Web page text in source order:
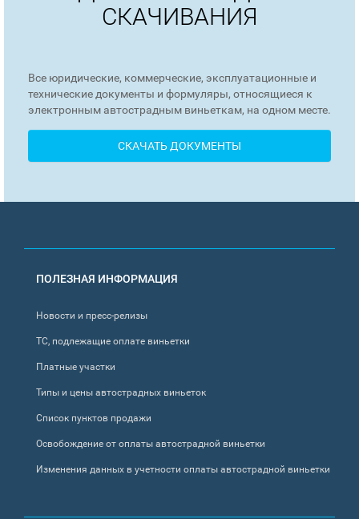
СКАЧИВАНИЯ
Все юридические, коммерческие, эксплуатационные и
технические документы и формуляры, относящиеся к
электронным автострадным виньеткам, на одном месте.
СКАЧАТЬ ДОКУМЕНТЫ
FOOTER
ПОЛЕЗНАЯ ИНФОРМАЦИЯ
Новости и пресс-релизы
ТС, подлежащие оплате виньетки
Платные участки
Типы и цены автострадных виньеток
Список пунктов продажи
Освобождение от оплаты автострадной виньетки
Изменения данных в учетности оплаты автострадной виньетки